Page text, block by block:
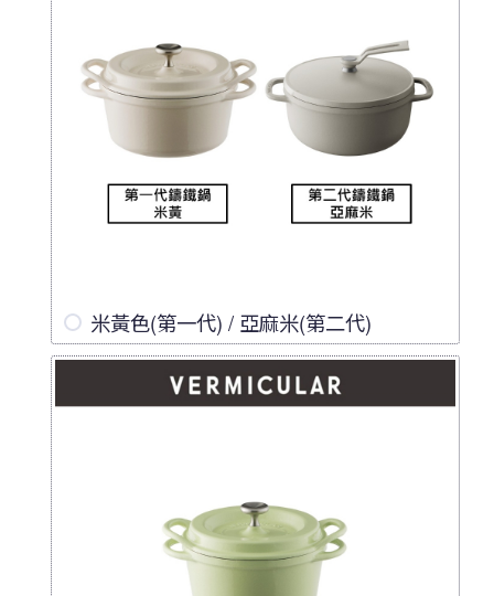
米黃色(第一代) / 亞麻米(第二代)